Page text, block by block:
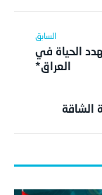
الحياة في
العراق*
الشاقة